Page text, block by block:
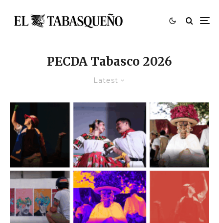
PECDA Tabasco 2026
Latest